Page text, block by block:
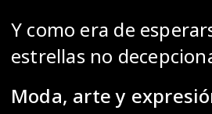
Y como era de
estrellas no
Moda, arte y